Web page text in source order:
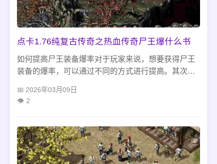
点卡1.76纯复古传奇之热血传奇尸王爆什么书
如何提高尸王装备爆率对于玩家来说，想要获得尸王
装备的爆率，可以通过不同的方式进行提高。其次，
协作，这样会大大提高装备爆率。总结在热血传奇
能够获得自己心仪的装备。
2026年03月09日
2